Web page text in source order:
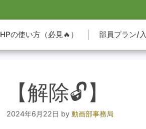
HPの使い方（必見🔥） 部員プラン/
【解除🔓】
2024年6月22日 by 動画部事務局